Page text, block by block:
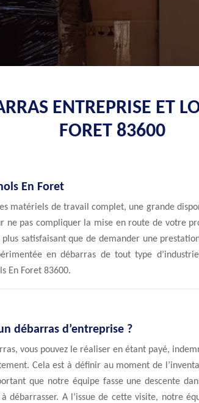
ENTREPRISE ET
FORET 83600
En Foret
matériels de travail complet, une grande
ne pas compliquer la mise en route de votre
satisfaisant que de demander une
en débarras de tout type
En Foret 83600.
débarras d’entreprise ?
vous pouvez le réaliser en étant payé,
Cela est à définir au moment de
que notre équipe fasse une descente
à débarrasser. A l’issue de cette visite, notre